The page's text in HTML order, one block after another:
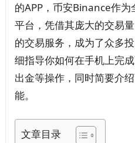
的APP，币安Binance作
平台，凭借其庞大的交易
的交易服务，成为了众多
细指导你如何在手机上完
出金等操作，同时简要介
能。
文章目录